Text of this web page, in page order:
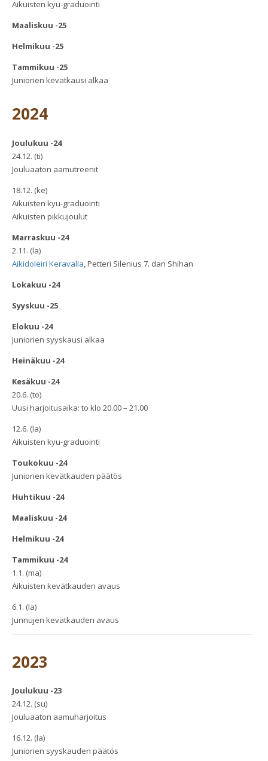
Aikuisten kyu-graduointi
Maaliskuu -25
Helmikuu -25
Tammikuu -25
Juniorien kevätkausi alkaa
2024
Joulukuu -24
24.12. (ti)
Jouluaaton aamutreenit
18.12. (ke)
Aikuisten kyu-graduointi
Aikuisten pikkujoulut
Marraskuu -24
2.11. (la)
Aikidoleiri Keravalla, Petteri Silenius 7. dan Shihan
Lokakuu -24
Syyskuu -25
Elokuu -24
Juniorien syyskausi alkaa
Heinäkuu -24
Kesäkuu -24
20.6. (to)
Uusi harjoitusaika: to klo 20.00 – 21.00
12.6. (la)
Aikuisten kyu-graduointi
Toukokuu -24
Juniorien kevätkauden päätös
Huhtikuu -24
Maaliskuu -24
Helmikuu -24
Tammikuu -24
1.1. (ma)
Aikuisten kevätkauden avaus
6.1. (la)
Junnujen kevätkauden avaus
2023
Joulukuu -23
24.12. (su)
Jouluaaton aamuharjoitus
16.12. (la)
Juniorien syyskauden päätös